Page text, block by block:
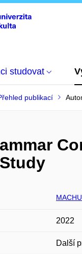
studovat
publikací
2022
Další